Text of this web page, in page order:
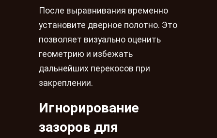
После выравнивания временно
установите дверное полотно. Это
позволяет визуально оценить
геометрию и избежать
дальнейших перекосов при
закреплении.
Игнорирование
зазоров для